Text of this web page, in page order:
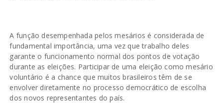
A função desempenhada pelos mesários é considerada de
fundamental importância, uma vez que trabalho deles
garante o funcionamento normal dos pontos de votação
durante as eleições. Participar de uma eleição como mesário
voluntário é a chance que muitos brasileiros têm de se
envolver diretamente no processo democrático de escolha
dos novos representantes do país.